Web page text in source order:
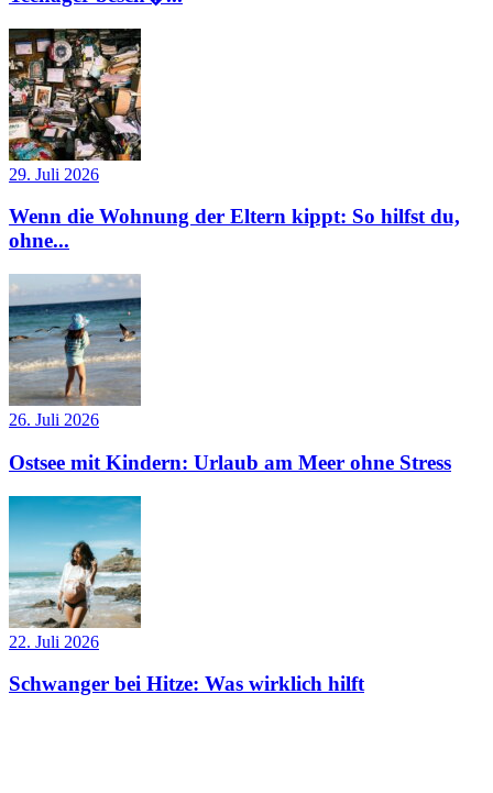
29. Juli 2026
Wenn die Wohnung der Eltern kippt: So hilfst du,
ohne...
26. Juli 2026
Ostsee mit Kindern: Urlaub am Meer ohne Stress
22. Juli 2026
Schwanger bei Hitze: Was wirklich hilft